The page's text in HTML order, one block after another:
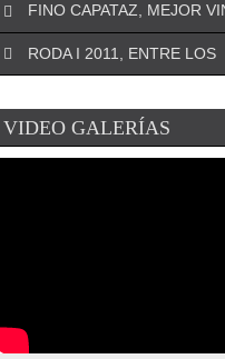
El especialista riojano José
para ...
¡DEJA EL PRIMER COMENTARIO!
La Denominación de Origen de
encumbra a la uva Monastrell
La conocida revista
Wine Spectatorha elegido a
Verdejo como el mejor
FINO CAPATAZ, MEJOR
¡DEJA EL PRIMER COMENTARIO!
El Ministerio de Agricultura ha
RODA I 2011, ENTRE LOS
VIDEO GALERÍAS